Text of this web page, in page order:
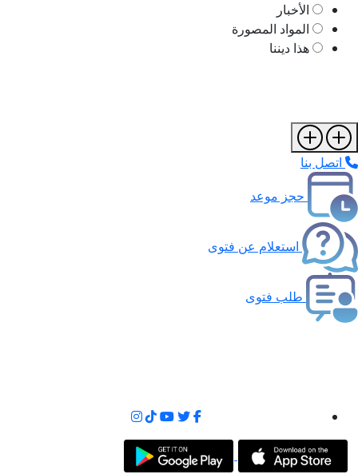
الأخبار
المواد المصورة
هذا ديننا
اتصل بنا
حجز موعد
استعلام عن فتوى
طلب فتوى